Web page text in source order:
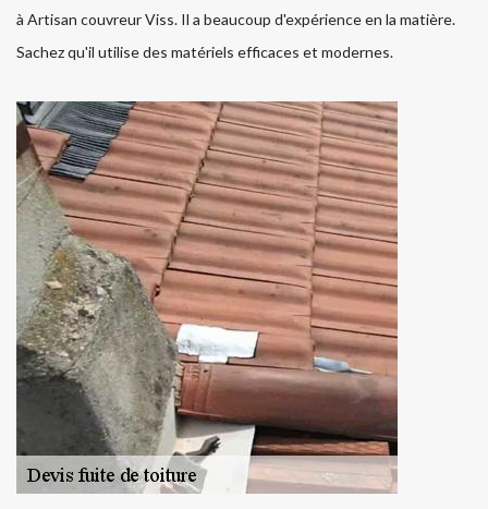
à Artisan couvreur Viss. Il a beaucoup d'expérience en la matière.
Sachez qu'il utilise des matériels efficaces et modernes.